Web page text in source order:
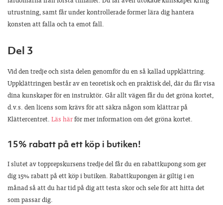
utrustning, samt får under kontrollerade former lära dig hantera
konsten att falla och ta emot fall.
Del 3
Vid den tredje och sista delen genomför du en så kallad uppklättring.
Uppklättringen består av en teoretisk och en praktisk del, där du får visa
dina kunskaper för en instruktör. Går allt vägen får du det gröna kortet,
d.v.s. den licens som krävs för att säkra någon som klättrar på
Klättercentret.Läs härför mer information om det gröna kortet.
15% rabatt på ett köp i butiken!
I slutet av topprepskursens tredje del får du en rabattkupong som ger
dig 15% rabatt på ett köp i butiken. Rabattkupongen är giltig i en
månad så att du har tid på dig att testa skor och sele för att hitta det
som passar dig.